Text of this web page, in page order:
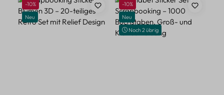
Rabatt
-10%
Neu
Rabatt
-10%
Neu
Noch 2 übrig